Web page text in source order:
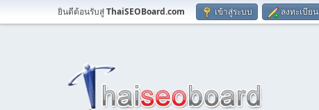
ยินดีต้อนรับสู่ThaiSEOBoard.com เข้าสู่ระบบ ลงทะเบียน